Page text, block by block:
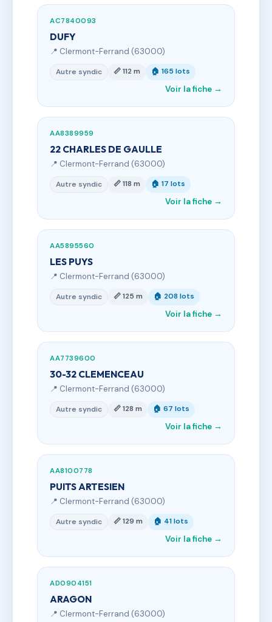
AC7840093
DUFY
📍 Clermont-Ferrand (63000)
Autre syndic 📏 112 m 🏠 165 lots
Voir la fiche →
AA8389959
22 CHARLES DE GAULLE
📍 Clermont-Ferrand (63000)
Autre syndic 📏 118 m 🏠 17 lots
Voir la fiche →
AA5895560
LES PUYS
📍 Clermont-Ferrand (63000)
Autre syndic 📏 125 m 🏠 208 lots
Voir la fiche →
AA7739600
30-32 CLEMENCEAU
📍 Clermont-Ferrand (63000)
Autre syndic 📏 128 m 🏠 67 lots
Voir la fiche →
AA8100778
PUITS ARTESIEN
📍 Clermont-Ferrand (63000)
Autre syndic 📏 129 m 🏠 41 lots
Voir la fiche →
AD0904151
ARAGON
📍 Clermont-Ferrand (63000)